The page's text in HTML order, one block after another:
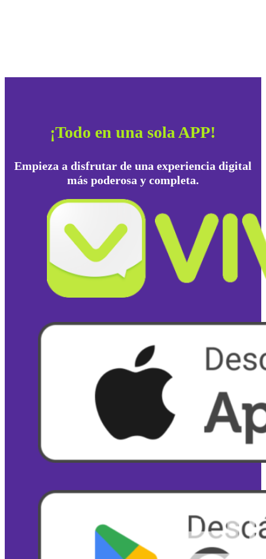
¡Todo en una sola APP!
Empieza a disfrutar de una experiencia digital
más poderosa y completa.